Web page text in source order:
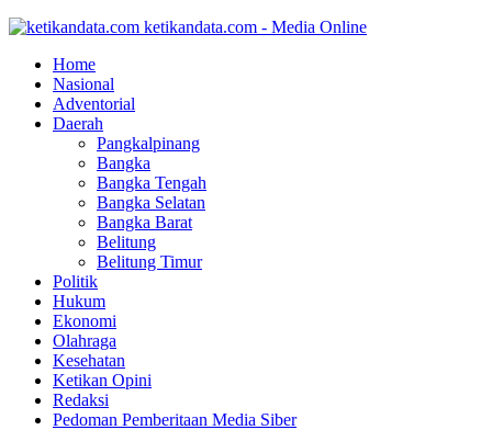
ketikandata.com - Media Online
Home
Nasional
Adventorial
Daerah
Pangkalpinang
Bangka
Bangka Tengah
Bangka Selatan
Bangka Barat
Belitung
Belitung Timur
Politik
Hukum
Ekonomi
Olahraga
Kesehatan
Ketikan Opini
Redaksi
Pedoman Pemberitaan Media Siber